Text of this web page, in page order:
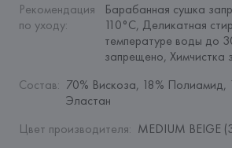
Рекомендация
по уходу:
Барабанная сушка
110°C, Деликатная
температуре воды до
запрещено, Химчистка
Состав: 70% Вискоза, 18% Полиамид,
Эластан
Цвет производителя: MEDIUM BEIGE